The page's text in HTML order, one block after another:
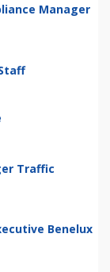
Manager
Traffic
Benelux